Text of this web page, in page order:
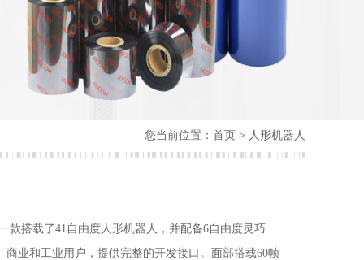
您当前位置： 首页 > 人形机器人
款搭载了41自由度人形机器人，并配备6自由度灵巧
商业和工业用户，提供完整的开发接口。面部搭载60帧